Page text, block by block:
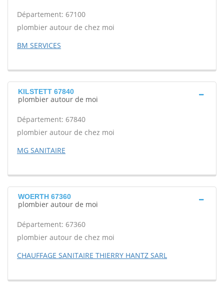
Département: 67100
plombier autour de chez moi
BM SERVICES
KILSTETT 67840
plombier autour de moi
Département: 67840
plombier autour de chez moi
MG SANITAIRE
WOERTH 67360
plombier autour de moi
Département: 67360
plombier autour de chez moi
CHAUFFAGE SANITAIRE THIERRY HANTZ SARL